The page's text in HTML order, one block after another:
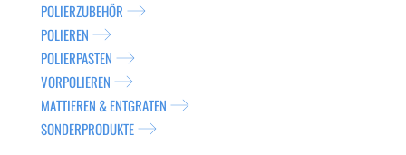
POLIERZUBEHÖR
POLIEREN
POLIERPASTEN
VORPOLIEREN
MATTIEREN & ENTGRATEN
SONDERPRODUKTE